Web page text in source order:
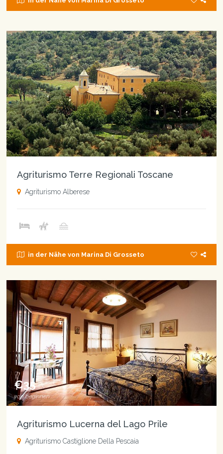
Agriturismo Terre Regionali Toscane
Agriturismo Alberese
in der Nähe von Marina Di Grosseto
€35
von beginnen
Agriturismo Lucerna del Lago Prile
Agriturismo Castiglione Della Pescaia